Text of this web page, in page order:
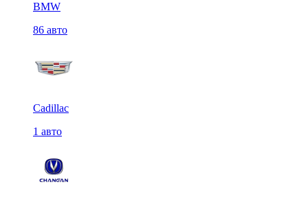
BMW
86 авто
Cadillac
1 авто